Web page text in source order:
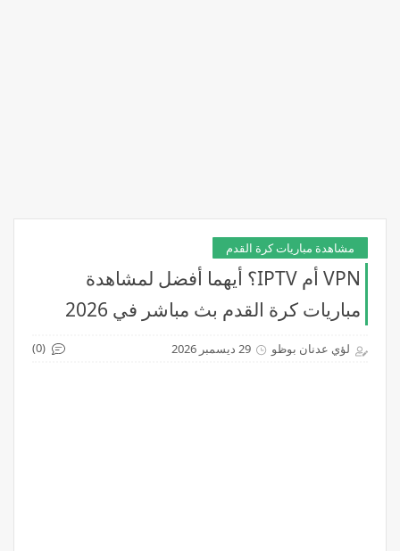
مشاهدة مباريات كرة القدم
VPN أم IPTV؟ أيهما أفضل لمشاهدة
مباريات كرة القدم بث مباشر في 2026
لؤي عدنان بوظو 29 ديسمبر 2026 (0)